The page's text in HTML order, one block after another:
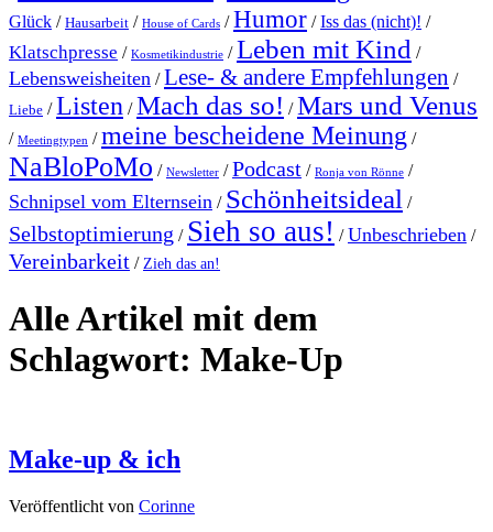
Glück / Hausarbeit / House of Cards /Humor /Iss das (nicht)! /
Klatschpresse / Kosmetikindustrie /Leben mit Kind /
Lebensweisheiten /Lese- & andere Empfehlungen /
Liebe /Listen /Mach das so! /Mars und Venus
/ Meetingtypen /meine bescheidene Meinung /
NaBloPoMo / Newsletter /Podcast / Ronja von Rönne /
Schnipsel vom Elternsein / Schönheitsideal /
Selbstoptimierung / Sieh so aus! /Unbeschrieben /
Vereinbarkeit / Zieh das an!
Alle Artikel mit dem
Schlagwort: Make-Up
Make-up & ich
Veröffentlicht von Corinne